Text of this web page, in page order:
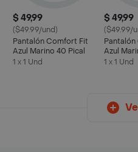
$ 49,99
($49.99/und)
Pantalón Comfort Fit
Azul Marino 40 Pical
1 x 1 Und
$ 49,99
($49.99/
Azul
1 x 1 Und